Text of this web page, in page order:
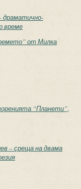
драматично-
време
от Милка
“Планети”,
– среща на двама